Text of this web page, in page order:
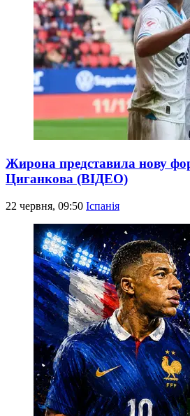
Жирона представила нову
Циганкова (ВІДЕО)
22 червня, 09:50 Іспанія